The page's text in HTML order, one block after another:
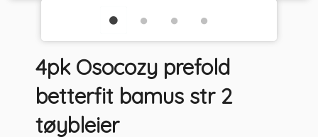
4pk Osocozy prefold
betterfit bamus str 2
tøybleier